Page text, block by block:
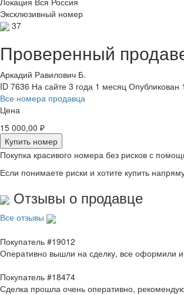
Эксклюзивный номер
37
Проверенный
Аркадий Равилович Б.
ID 7636 На сайте 3 года 1 месяц Опубликован
Все номера продавца
Цена
15 000,00 ₽
Купить номер
Покупка красивого номера без рисков с
Если понимаете риски и хотите купить
Отзывы о продавце
Все отзывы
Покупатель #19012
Оперативно вышли на сделку, все оформили
Покупатель #18474
Сделка прошла очень оперативно,